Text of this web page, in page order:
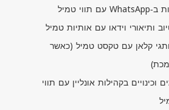
ב‑WhatsAppעם תווי טמיל
ותיאורי וידאו עם אותיות טמיל
קלאן עם טקסט טמיל (כאשר
וכינויים בקהילות אונליין עם תווי